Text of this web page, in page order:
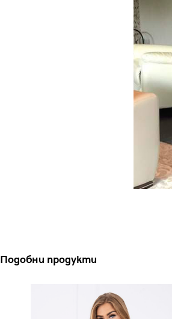
Подобни продукти